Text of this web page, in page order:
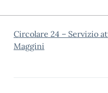
Circolare 24 – Servizio
Maggini